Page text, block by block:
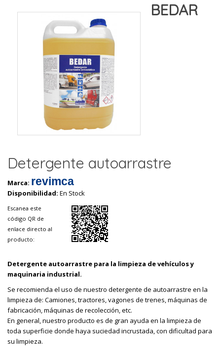
BEDAR
Detergente autoarrastre
Marca: revimca
Disponibilidad: En Stock
Escanea este
código QR de
enlace directo al
producto:
Detergente autoarrastre para la limpieza de vehículos y
maquinaria industrial.
Se recomienda el uso de nuestro detergente de autoarrastre en la
limpieza de: Camiones, tractores, vagones de trenes, máquinas de
fabricación, máquinas de recolección, etc.
En general, nuestro producto es de gran ayuda en la limpieza de
toda superficie donde haya suciedad incrustada, con dificultad para
su limpieza.